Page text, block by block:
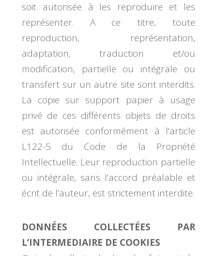
soit autorisée à les reproduire et les
représenter. A ce titre, toute
reproduction, représentation,
adaptation, traduction et/ou
modification, partielle ou intégrale ou
transfert sur un autre site sont interdits.
La copie sur support papier à usage
privé de ces différents objets de droits
est autorisée conformément à l’article
L122-5 du Code de la Propriété
Intellectuelle. Leur reproduction partielle
ou intégrale, sans l’accord préalable et
écrit de l’auteur, est strictement interdite.
DONNÉES COLLECTÉES PAR
L’INTERMEDIAIRE DE COOKIES